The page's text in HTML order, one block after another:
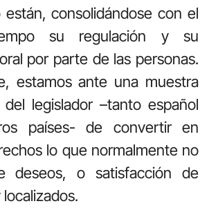
consolidándose con el
su regulación y su
por parte de las personas.
estamos ante una muestra
legislador –tanto español
países- de convertir en
lo que normalmente no
deseos, o satisfacción de